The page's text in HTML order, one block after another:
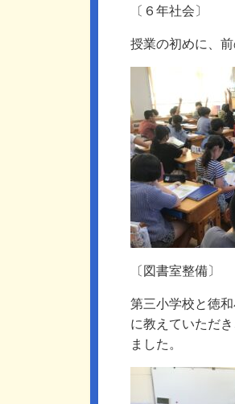
〔６年社会〕
授業の初めに、
〔図書室整備〕
第三小学校と徳
に教えていただ
ました。